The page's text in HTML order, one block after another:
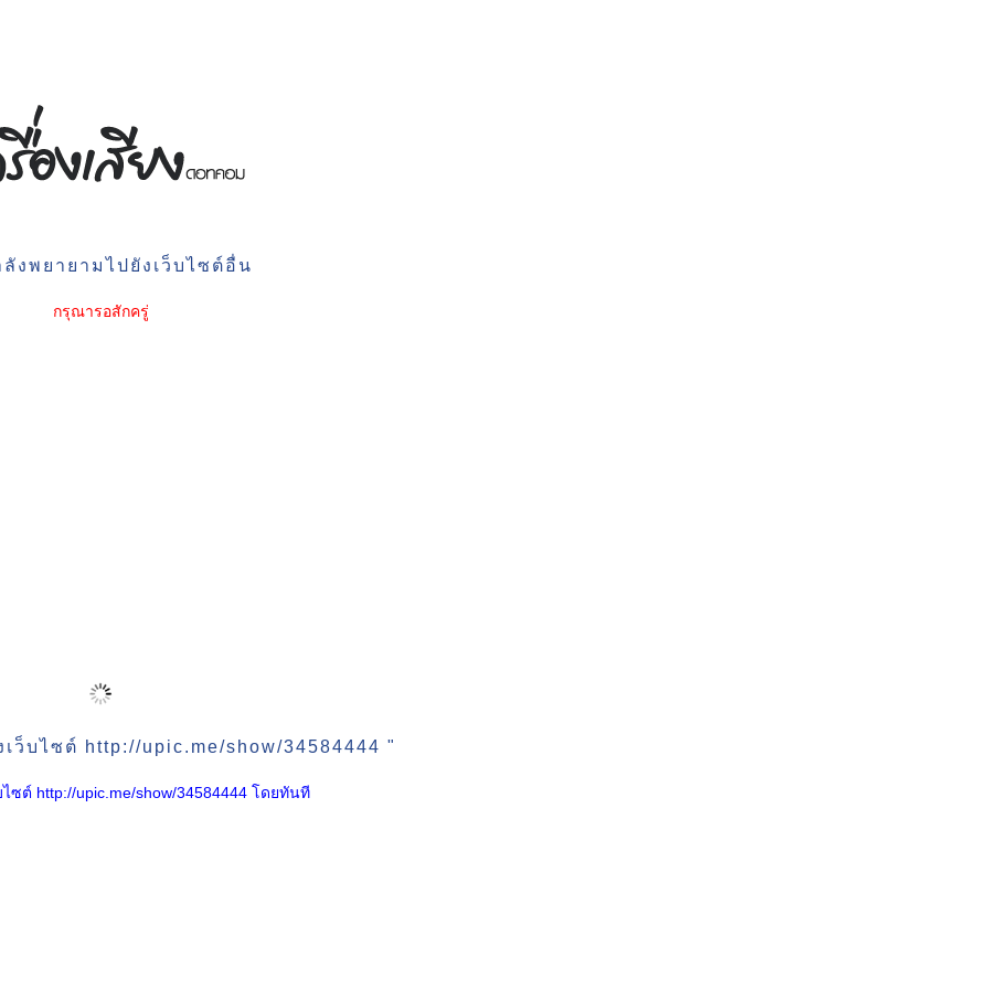
งพยายามไปยังเว็บไซต์อื่น
กรุณารอสักครู่
ว็บไซต์ http://upic.me/show/34584444 "
ซต์ http://upic.me/show/34584444 โดยทันที